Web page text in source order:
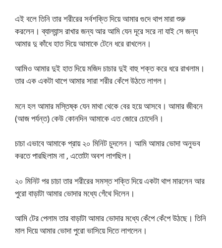
এই বলে তিনি তার শরীরের সর্বশক্তি দিয়ে আমার গুদে থাপ মারা শুরু
করলেন। ব্যাল্যান্স রাখার জন্য আর আমি যেন দূরে সরে না যাই সে জন্য
আমার দু কাঁধে হাত দিয়ে আমাকে টেনে ধরে রাখলেন।
আমিও আমার দুই হাত দিয়ে মজিদ চাচার দুই বাহু শক্ত করে ধরে রাখলাম।
তার এক একটা থাপে আমার সারা শরীর কেঁপে উঠতে লাগল।
মনে হল আমার মস্তিষ্ক যেন মাথা থেকে বের হয়ে আসবে। আমার জীবনে
(আজ পর্যন্ত) কেউ কোনদিন আমাকে এত জোরে চোদেনি।
চাচা এভাবে আমাকে প্রায় ২০ মিনিট চুদলেন। আমি আমার ভোদা অনুভব
করতে পারছিলাম না , এতোটা অবশ লাগছিল।
২০ মিনিট পর চাচা তার শরীরের সমস্ত শক্তি দিয়ে একটা থাপ মারলেন আর
পুরো বাড়াটা আমার ভোদার মধ্যে গেঁথে দিলেন।
আমি টের পেলাম তার বাড়াটা আমার ভোদার মধ্যে কেঁপে কেঁপে উঠছে। তিনি
মাল দিয়ে আমার ভোদা পুরো ভাসিয়ে দিতে লাগলেন।